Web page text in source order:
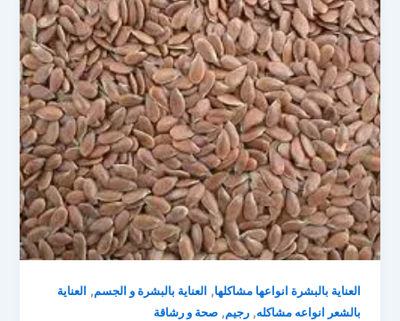
العناية بالبشرة انواعها مشاكلها, العناية بالبشرة و الجسم, العناية
بالشعر انواعه مشاكله,رجيم,صحة و رشاقة